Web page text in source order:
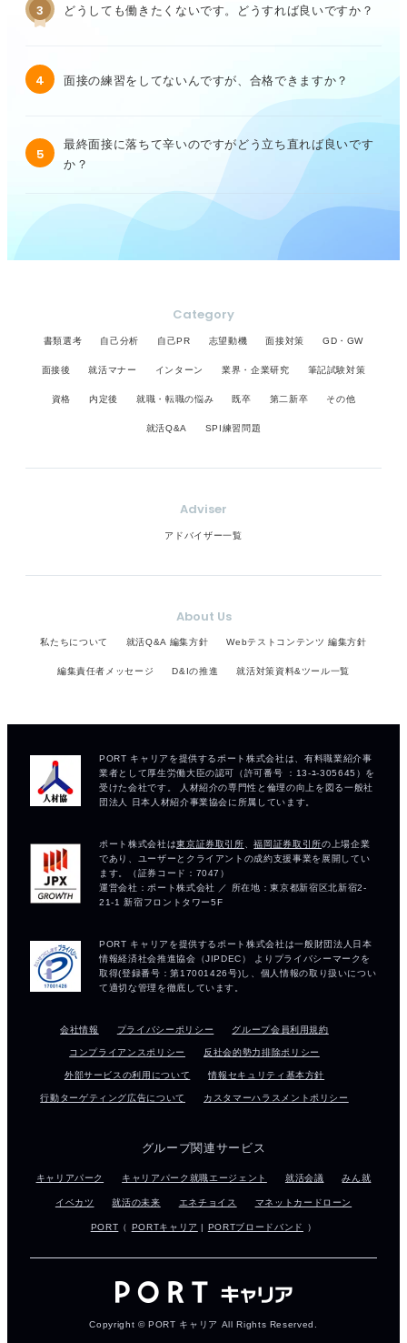
3 どうしても働きたくないです。どうすれば良いですか？
4 面接の練習をしてないんですが、合格できますか？
5
最終面接に落ちて辛いのですがどう立ち直れば良いです
か？
Category
書類選考 自己分析 自己PR 志望動機 面接対策 GD・GW
面接後 就活マナー インターン 業界・企業研究 筆記試験対策
資格 内定後 就職・転職の悩み 既卒 第二新卒 その他
就活Q&A SPI練習問題
Adviser
アドバイザー一覧
About Us
私たちについて 就活Q&A 編集方針 Webテストコンテンツ 編集方針
編集責任者メッセージ D&Iの推進 就活対策資料&ツール一覧
会社情報 プライバシーポリシー グループ会員利用規約
コンプライアンスポリシー 反社会的勢力排除ポリシー
外部サービスの利用について 情報セキュリティ基本方針
行動ターゲティング広告について カスタマーハラスメントポリシー